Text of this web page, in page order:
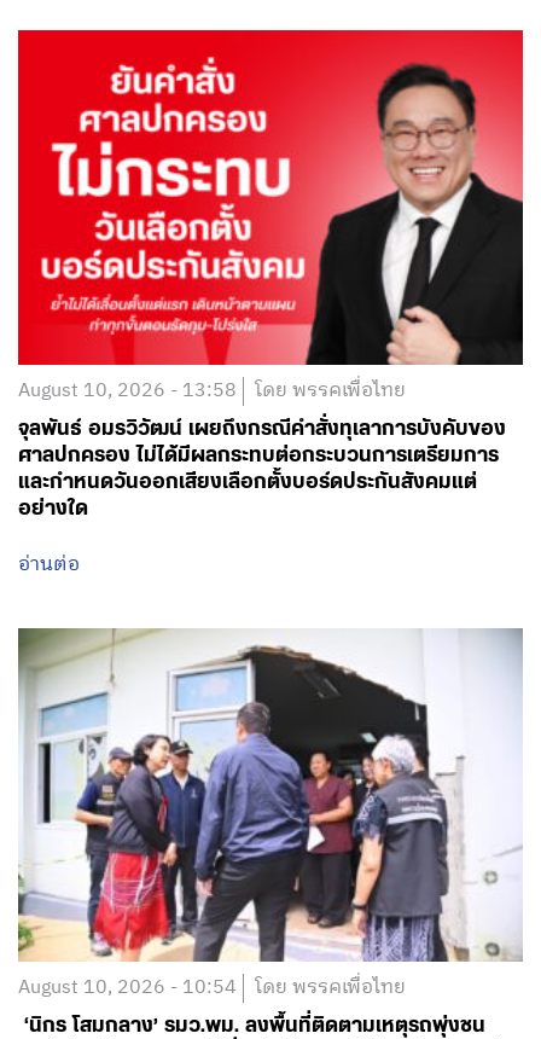
August 10, 2026 - 13:58 โดย พรรคเพื่อไทย
จุลพันธ์ อมรวิวัฒน์ เผยถึงกรณีคำสั่งทุเลาการบังคับของ
ศาลปกครอง ไม่ได้มีผลกระทบต่อกระบวนการเตรียมการ
และกำหนดวันออกเสียงเลือกตั้งบอร์ดประกันสังคมแต่
อย่างใด
อ่านต่อ
August 10, 2026 - 10:54 โดย พรรคเพื่อไทย
‘นิกร โสมกลาง’ รมว.พม. ลงพื้นที่ติดตามเหตุรถพุ่งชน